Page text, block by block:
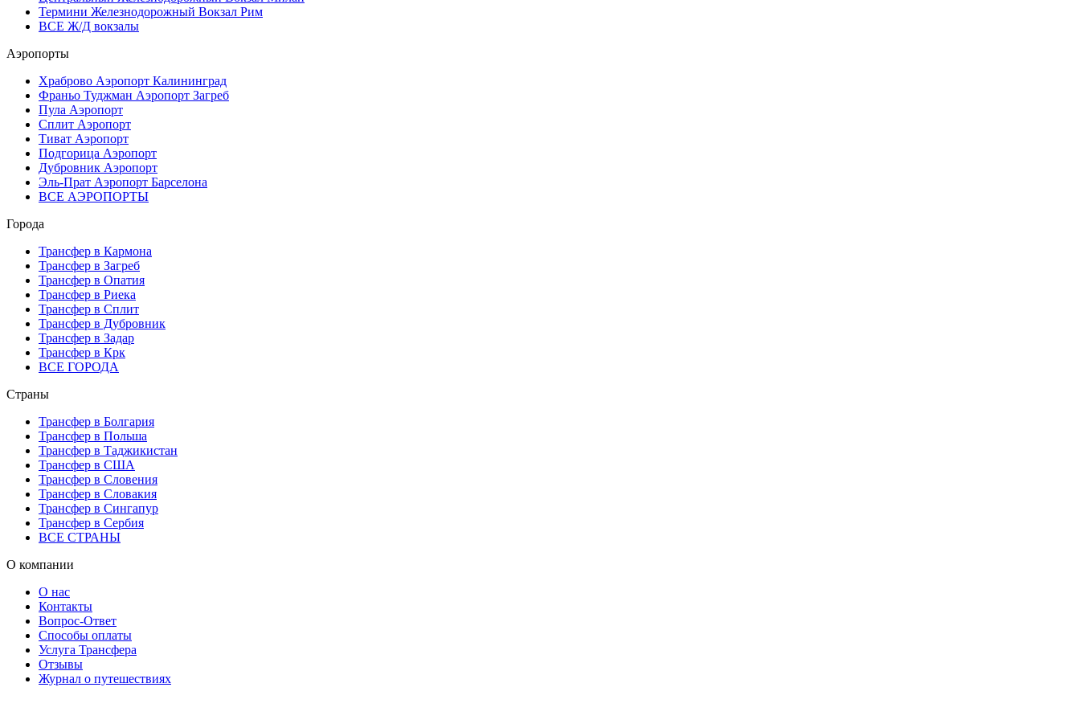
Термини Железнодорожный Вокзал Рим
ВСЕ Ж/Д вокзалы
Аэропорты
Храброво Аэропорт Калининград
Франьо Туджман Аэропорт Загреб
Пула Аэропорт
Сплит Аэропорт
Тиват Аэропорт
Подгорица Аэропорт
Дубровник Аэропорт
Эль-Прат Аэропорт Барселона
ВСЕ АЭРОПОРТЫ
Города
Трансфер в Кармона
Трансфер в Загреб
Трансфер в Опатия
Трансфер в Риека
Трансфер в Сплит
Трансфер в Дубровник
Трансфер в Задар
Трансфер в Крк
ВСЕ ГОРОДА
Страны
Трансфер в Болгария
Трансфер в Польша
Трансфер в Таджикистан
Трансфер в США
Трансфер в Словения
Трансфер в Словакия
Трансфер в Сингапур
Трансфер в Сербия
ВСЕ СТРАНЫ
О компании
О нас
Контакты
Вопрос-Ответ
Способы оплаты
Услуга Трансфера
Отзывы
Журнал о путешествиях